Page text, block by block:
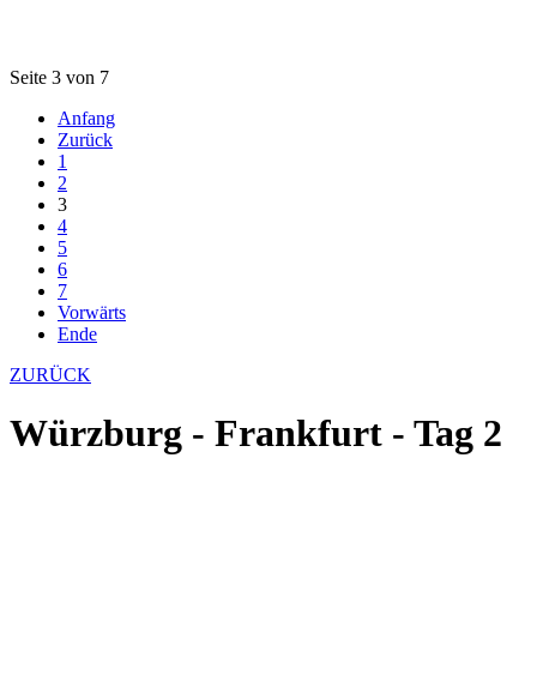
Seite 3 von 7
Anfang
Zurück
1
2
3
4
5
6
7
Vorwärts
Ende
ZURÜCK
Würzburg - Frankfurt - Tag 2